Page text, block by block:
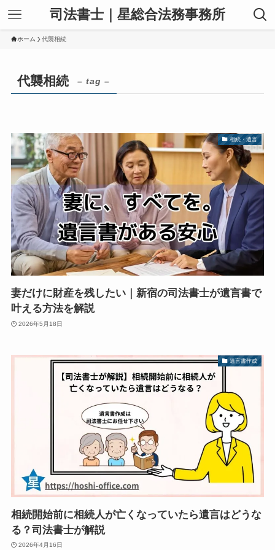
司法書士｜星総合法務事務所
ホーム 代襲相続
代襲相続 – tag –
相続・遺言
妻だけに財産を残したい｜新宿の司法書士が遺言書で
叶える方法を解説
2026年5月18日
遺言書作成
相続開始前に相続人が亡くなっていたら遺言はどうな
る？司法書士が解説
2026年4月16日